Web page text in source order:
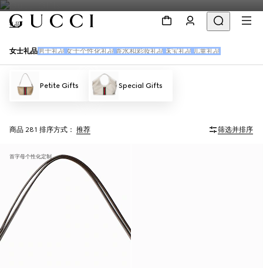
礼品
女士礼品 男士礼品 女士个性化礼品 香水和彩妆礼品 珠宝礼品 儿童礼品
Petite Gifts Special Gifts
商品 281 排序方式： 推荐 筛选并排序
首字母个性化定制